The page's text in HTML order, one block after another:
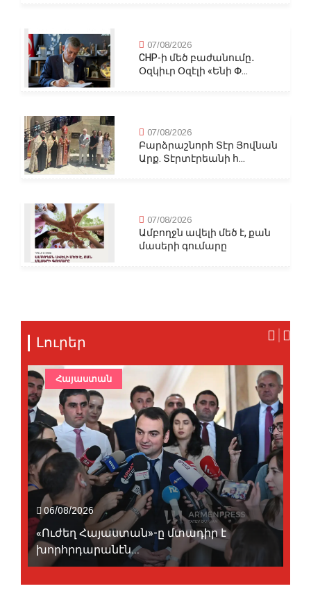
07/08/2026
CHP-ի մեծ բաժանումը․
Օզկիւր Օզէլի «Ենի Փ...
07/08/2026
Բարձրաշնորհ Տէր Յովնան
Արք. Տէրտէրեանի հ...
07/08/2026
Ամբողջն ավելի մեծ է, քան
մասերի գումարը
Լուրեր
06/08/2026
«Ուժեղ Հայաստան»-ը մտադիր է
խորհրդարանէն...
Հայաստան